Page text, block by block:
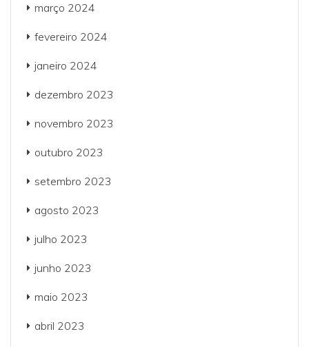
março 2024
fevereiro 2024
janeiro 2024
dezembro 2023
novembro 2023
outubro 2023
setembro 2023
agosto 2023
julho 2023
junho 2023
maio 2023
abril 2023